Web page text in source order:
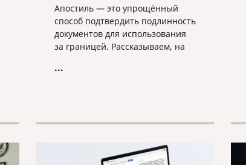
Апостиль — это упрощённый
способ подтвердить подлинность
документов для использования
за границей. Рассказываем, на
оформляется и какие нюансы
...